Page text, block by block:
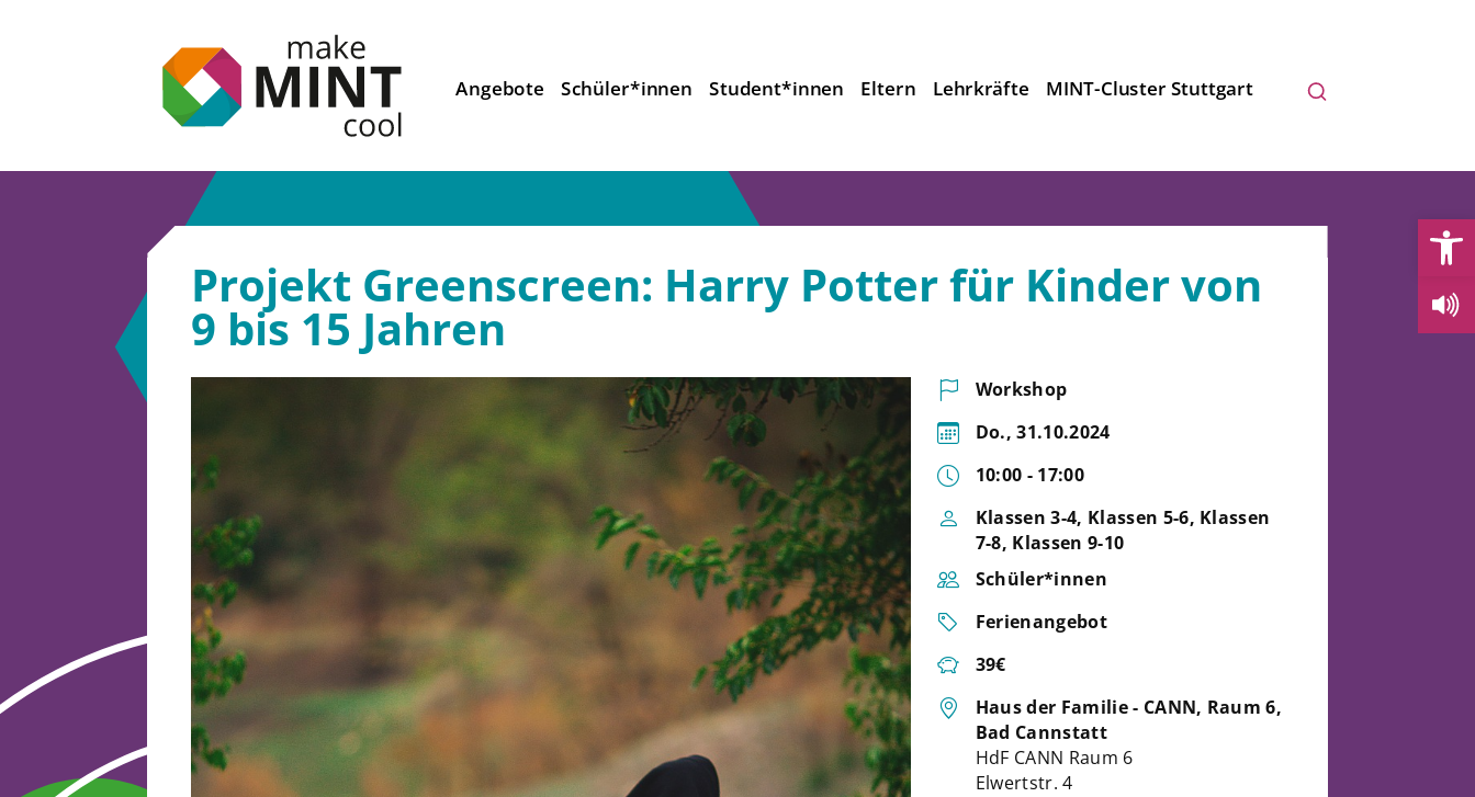
Angebote Schüler*innen Student*innen Eltern Lehrkräfte MINT-Cluster Stuttgart
Projekt Greenscreen: Harry Potter für Kinder von
9 bis 15 Jahren
Workshop
Do., 31.10.2024
10:00 - 17:00
Klassen 3-4, Klassen 5-6, Klassen
7-8, Klassen 9-10
Schüler*innen
Ferienangebot
39€
Haus der Familie - CANN, Raum 6,
Bad Cannstatt
HdF CANN Raum 6
Elwertstr. 4